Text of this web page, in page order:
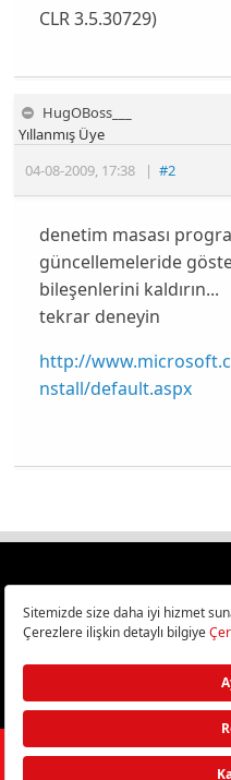
CLR 3.5.30729)
HugOBoss___
04-08-2009, 17:38 |#2
Yıllanmış Üye
denetim masası
güncellemeleride
bileşenlerini kaldırın...
tekrar deneyin
http://
nstall/default.aspx
Bilişim ve Teknoloji
©2026Doğan Burda Dergi